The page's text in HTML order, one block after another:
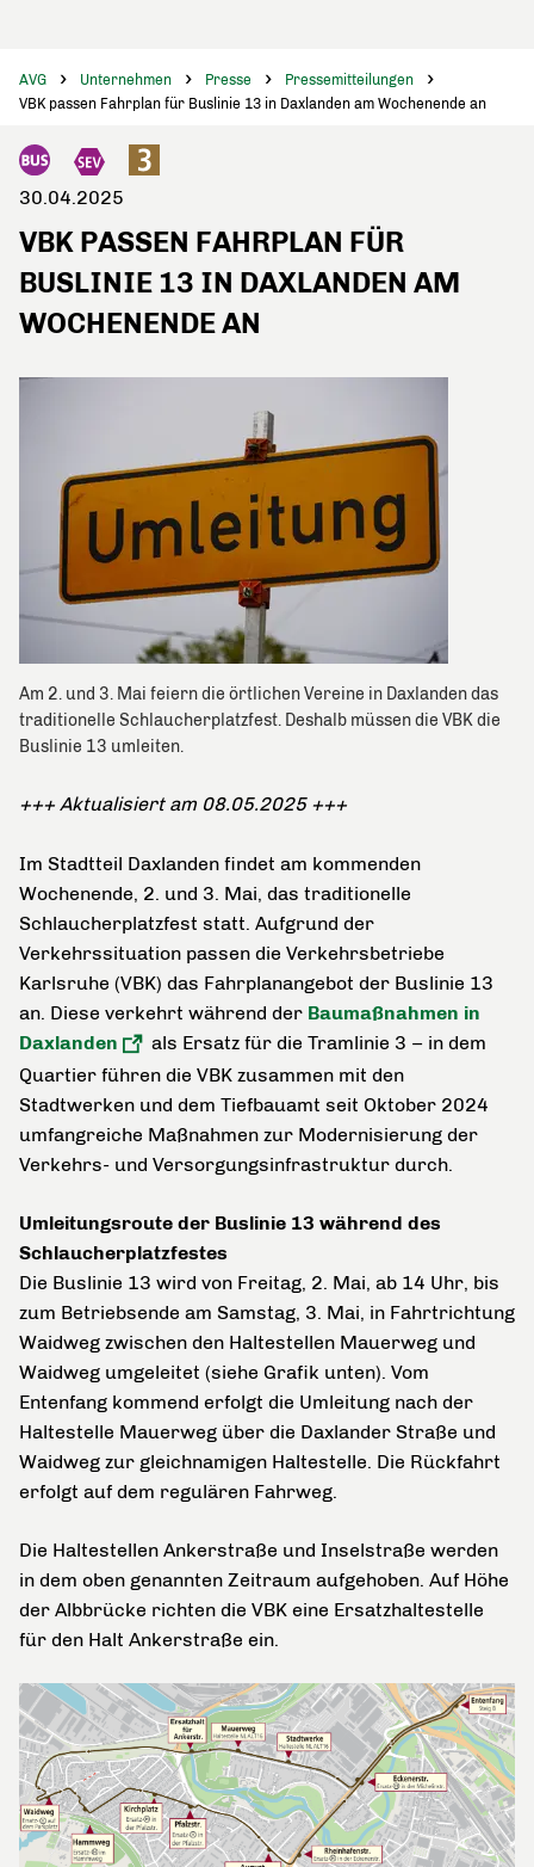
AVG Unternehmen Presse
Pressemitteilungen
VBK passen Fahrplan für Buslinie 13 in Daxlanden am Wochenende an
30.04.2025
VBK PASSEN FAHRPLAN FÜR
BUSLINIE 13 IN DAXLANDEN AM
WOCHENENDE AN
Am 2. und 3. Mai feiern die örtlichen Vereine in Daxlanden das
traditionelle Schlaucherplatzfest. Deshalb müssen die VBK die
Buslinie 13 umleiten.
+++ Aktualisiert am 08.05.2025 +++
Im Stadtteil Daxlanden findet am kommenden
Wochenende, 2. und 3. Mai, das traditionelle
Schlaucherplatzfest statt. Aufgrund der
Verkehrssituation passen die Verkehrsbetriebe
Karlsruhe (VBK) das Fahrplanangebot der Buslinie 13
an. Diese verkehrt während der Baumaßnahmen in
Daxlanden
als Ersatz für die Tramlinie 3 – in dem
Quartier führen die VBK zusammen mit den
Stadtwerken und dem Tiefbauamt seit Oktober 2024
umfangreiche Maßnahmen zur Modernisierung der
Verkehrs- und Versorgungsinfrastruktur durch.
Umleitungsroute der Buslinie 13 während des
Schlaucherplatzfestes
Die Buslinie 13 wird von Freitag, 2. Mai, ab 14 Uhr, bis
zum Betriebsende am Samstag, 3. Mai, in Fahrtrichtung
Waidweg zwischen den Haltestellen Mauerweg und
Waidweg umgeleitet (siehe Grafik unten). Vom
Entenfang kommend erfolgt die Umleitung nach der
Haltestelle Mauerweg über die Daxlander Straße und
Waidweg zur gleichnamigen Haltestelle. Die Rückfahrt
erfolgt auf dem regulären Fahrweg.
Die Haltestellen Ankerstraße und Inselstraße werden
in dem oben genannten Zeitraum aufgehoben. Auf Höhe
der Albbrücke richten die VBK eine Ersatzhaltestelle
für den Halt Ankerstraße ein.